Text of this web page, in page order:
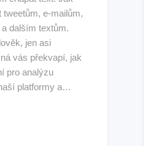
e-mailům,
dalším textům.
jen asi
vás překvapí, jak
pro analýzu
platformy a…